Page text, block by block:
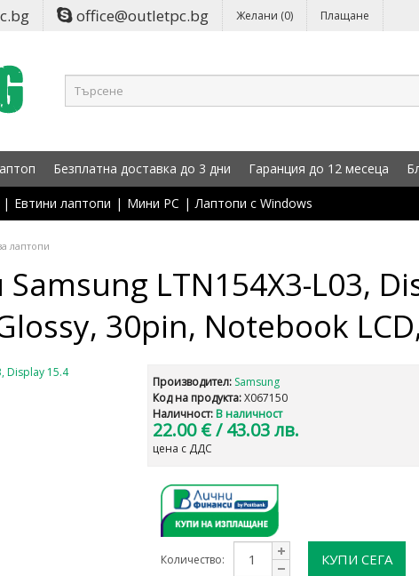
office@outletpc.bg Желани (0) Плащане
Безплатна доставка до 3 дни Гаранция до 12 месеца
| Евтини лаптопи | Мини PC | Лаптопи с Windows
лаптопи
LTN154X3-L03,
30pin, Notebook
Производител: Samsung
Код на продукта: X067150
Наличност: В наличност
22.00 € / 43.03 лв.
цена с ДДС
Количество: КУПИ СЕГА